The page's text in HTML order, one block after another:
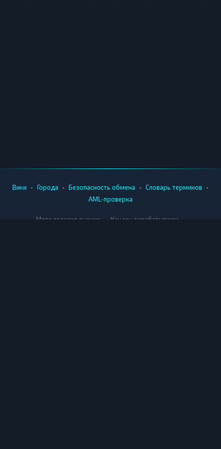
Вики • Города • Безопасность обмена • Словарь терминов •
AML-проверка
Методология оценки Как мы зарабатываем